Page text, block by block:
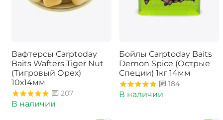
Вафтерсы Carptoday
Baits Wafters Tiger Nut
(Тигровый Орех)
10х14мм
207
В наличии
Бойлы Carptoday Baits
Demon Spice (Острые
Специи) 1кг 14мм
184
В наличии